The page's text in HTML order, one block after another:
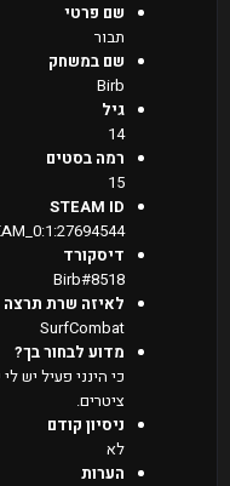
שם פרטי
תבור
שם במשחק
Birb
גיל
14
רמה בסטים
15
STEAM ID
דיסקורד
Birb#8518
לאיזה שרת
SurfCombat
מדוע לבחור בך?
כי הינני פעיל יש
ציטרים.
ניסיון קודם
לא
הערות